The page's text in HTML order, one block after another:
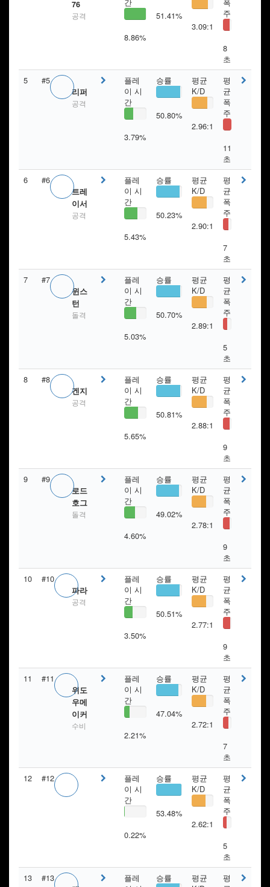
76
공격
8.86%
51.41%
3.09:1
주
8
초
5
#5
리퍼
공격
플레
이 시
간
3.79%
승률
50.80%
평균
K/D
2.96:1
평
균
폭
주
11
초
6
#6
트레
이서
공격
플레
이 시
간
5.43%
승률
50.23%
평균
K/D
2.90:1
평
균
폭
주
7
초
7
#7
윈스
턴
돌격
플레
이 시
간
5.03%
승률
50.70%
평균
K/D
2.89:1
평
균
폭
주
5
초
8
#8
겐지
공격
플레
이 시
간
5.65%
승률
50.81%
평균
K/D
2.88:1
평
균
폭
주
9
초
9
#9
로드
호그
돌격
플레
이 시
간
4.60%
승률
49.02%
평균
K/D
2.78:1
평
균
폭
주
9
초
10
#10
파라
공격
플레
이 시
간
3.50%
승률
50.51%
평균
K/D
2.77:1
평
균
폭
주
9
초
11
#11
위도
우메
이커
수비
플레
이 시
간
2.21%
승률
47.04%
평균
K/D
2.72:1
평
균
폭
주
7
초
12
#12
플레
이 시
간
0.22%
승률
53.48%
평균
K/D
2.62:1
평
균
폭
주
5
초
13
#13
플레
승률
평균
평